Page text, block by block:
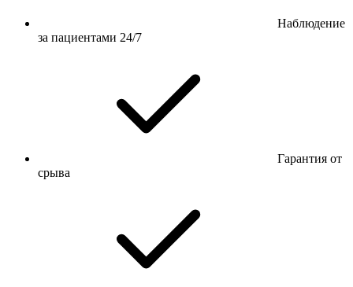
Наблюдение
за пациентами 24/7
Гарантия от
срыва